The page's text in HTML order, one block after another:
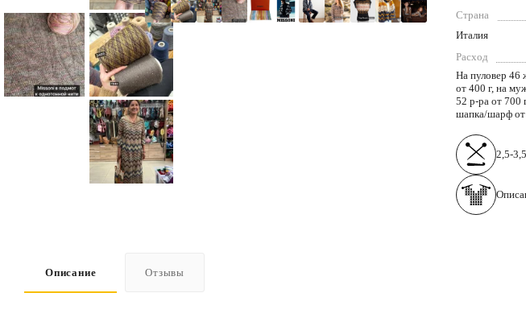
Страна
Италия
Расход
На пуловер 46
от 400 г, на
52 р-ра от 700
шапка/шарф от
2,5-
Описание Отзывы